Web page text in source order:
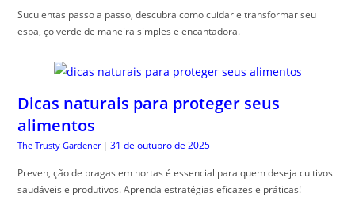
Suculentas passo a passo, descubra como cuidar e transformar seu
espa, ço verde de maneira simples e encantadora.
Dicas naturais para proteger seus
alimentos
The Trusty Gardener | 31 de outubro de 2025
Preven, ção de pragas em hortas é essencial para quem deseja cultivos
saudáveis e produtivos. Aprenda estratégias eficazes e práticas!